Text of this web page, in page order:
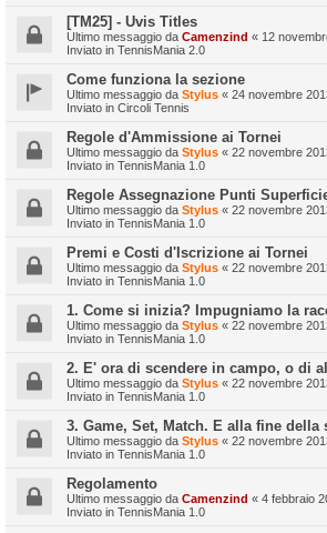
[TM25] - Uvis Titles
Ultimo messaggio da Camenzind « 12
Inviato in TennisMania 2.0
Come funziona la sezione
Ultimo messaggio da Stylus « 24 novembre
Inviato in Circoli Tennis
Regole d'Ammissione ai Tornei
Ultimo messaggio da Stylus « 22 novembre
Inviato in TennisMania 1.0
Regole Assegnazione Punti
Ultimo messaggio da Stylus « 22 novembre
Inviato in TennisMania 1.0
Premi e Costi d'Iscrizione ai Tornei
Ultimo messaggio da Stylus « 22 novembre
Inviato in TennisMania 1.0
1. Come si inizia? Impugniamo la
Ultimo messaggio da Stylus « 22 novembre
Inviato in TennisMania 1.0
2. E' ora di scendere in campo, o di
Ultimo messaggio da Stylus « 22 novembre
Inviato in TennisMania 1.0
3. Game, Set, Match. E alla fine della
Ultimo messaggio da Stylus « 22 novembre
Inviato in TennisMania 1.0
Regolamento
Ultimo messaggio da Camenzind « 4 febbraio
Inviato in TennisMania 1.0